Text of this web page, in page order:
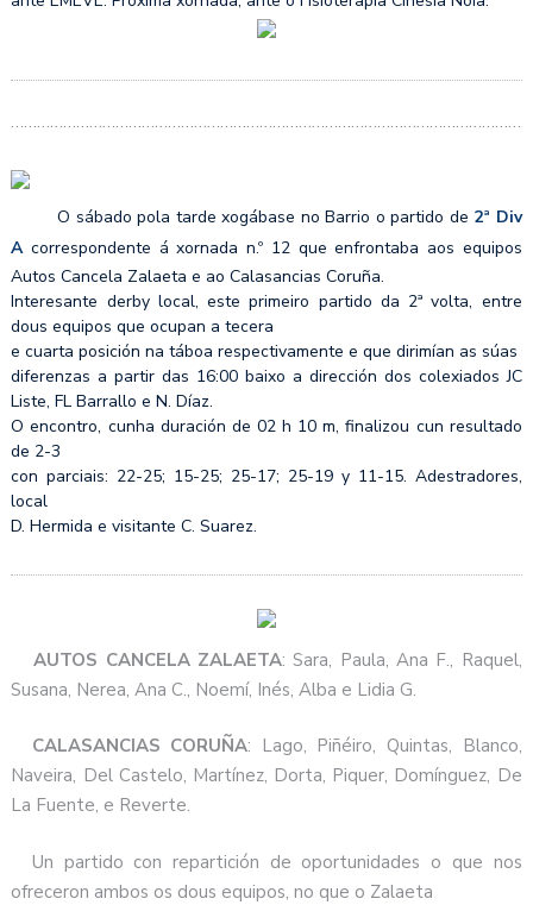
O sábado pola tarde xogábase no Barrio o partido de 2ª Div
Acorrespondente á xornada n.º 12 que enfrontaba aos equipos
Autos Cancela Zalaeta e ao Calasancias Coruña.
Interesante derby local, este primeiro partido da 2ª volta, entre
dous equipos que ocupan a tecera
e cuarta posición na táboa respectivamente e que dirimían as súas
diferenzas a partir das 16:00 baixo a dirección dos colexiados JC
Liste, FL Barrallo e N. Díaz.
O encontro, cunha duración de 02 h 10 m, finalizou cun resultado
de 2-3
con parciais: 22-25; 15-25; 25-17; 25-19 y 11-15. Adestradores,
local
D. Hermida e visitante C. Suarez.
AUTOS CANCELA ZALAETA: Sara, Paula, Ana F., Raquel,
Susana, Nerea, Ana C., Noemí, Inés, Alba e Lidia G.
CALASANCIAS CORUÑA: Lago, Piñéiro, Quintas, Blanco,
Naveira, Del Castelo, Martínez, Dorta, Piquer, Domínguez, De
La Fuente, e Reverte.
Un partido con repartición de oportunidades o que nos
ofreceron ambos os dous equipos, no que o Zalaeta